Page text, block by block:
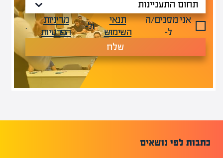
אני מסכים/ה
ל-
תנאי
השימוש
ול-
מדיניות
הפרטיות
.
שלח
כתבות לפי נושאים